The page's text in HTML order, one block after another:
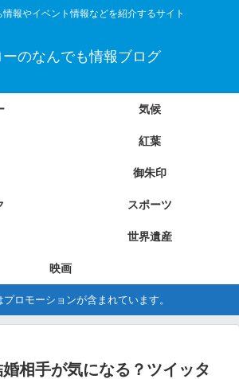
情報やイベント情報などを紹介するサイト
ーのなんでも情報ブログ
気候
紅葉
御朱印
スポーツ
世界遺産
映画
ロモーションが含まれています。
相手が気になる？ツイッタ